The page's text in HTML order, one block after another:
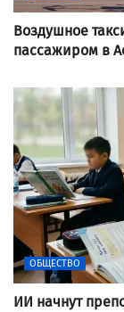
Воздушное
пассажиром в
ОБЩЕСТВО
ИИ начнут